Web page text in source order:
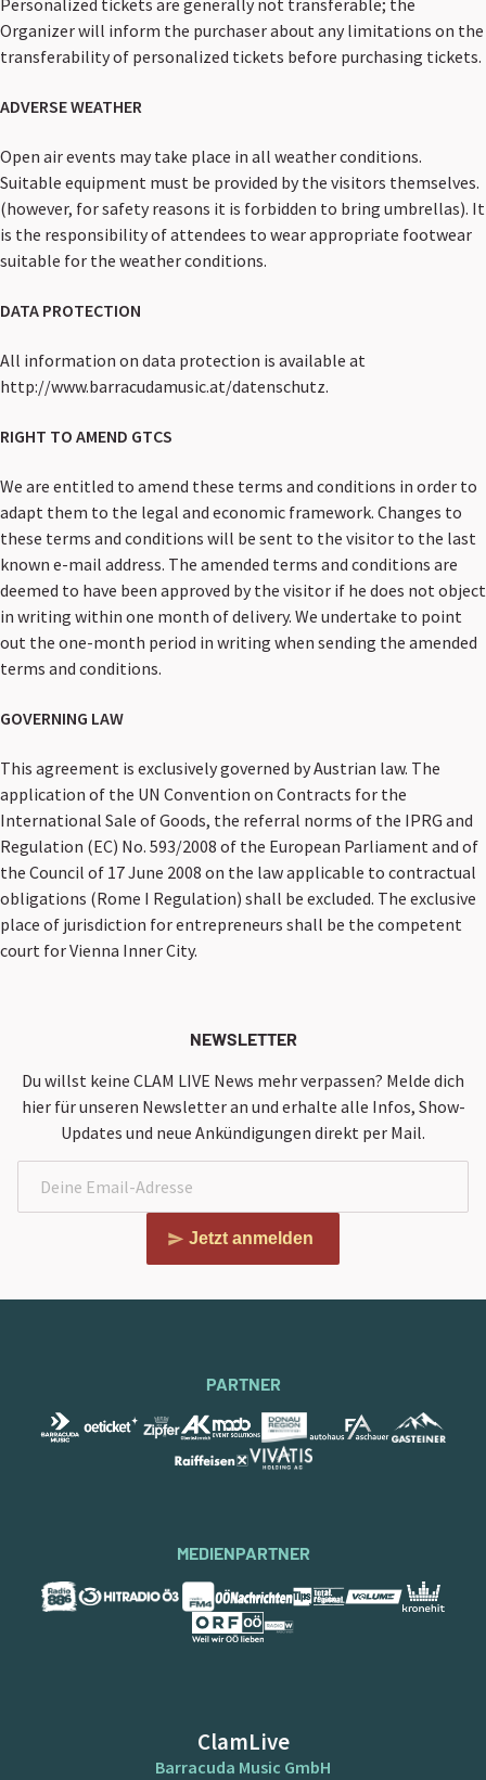
Personalized tickets are generally not transferable; the
Organizer will inform the purchaser about any limitations on the
transferability of personalized tickets before purchasing tickets.
ADVERSE WEATHER
Open air events may take place in all weather conditions.
Suitable equipment must be provided by the visitors themselves.
(however, for safety reasons it is forbidden to bring umbrellas). It
is the responsibility of attendees to wear appropriate footwear
suitable for the weather conditions.
DATA PROTECTION
All information on data protection is available at
http://www.barracudamusic.at/datenschutz.
RIGHT TO AMEND GTCS
We are entitled to amend these terms and conditions in order to
adapt them to the legal and economic framework. Changes to
these terms and conditions will be sent to the visitor to the last
known e-mail address. The amended terms and conditions are
deemed to have been approved by the visitor if he does not object
in writing within one month of delivery. We undertake to point
out the one-month period in writing when sending the amended
terms and conditions.
GOVERNING LAW
This agreement is exclusively governed by Austrian law. The
application of the UN Convention on Contracts for the
International Sale of Goods, the referral norms of the IPRG and
Regulation (EC) No. 593/2008 of the European Parliament and of
the Council of 17 June 2008 on the law applicable to contractual
obligations (Rome I Regulation) shall be excluded. The exclusive
place of jurisdiction for entrepreneurs shall be the competent
court for Vienna Inner City.
NEWSLETTER
Du willst keine CLAM LIVE News mehr verpassen? Melde dich
hier für unseren Newsletter an und erhalte alle Infos, Show-
Updates und neue Ankündigungen direkt per Mail.
Jetzt anmelden
PARTNER
MEDIENPARTNER
ClamLive
Barracuda Music GmbH